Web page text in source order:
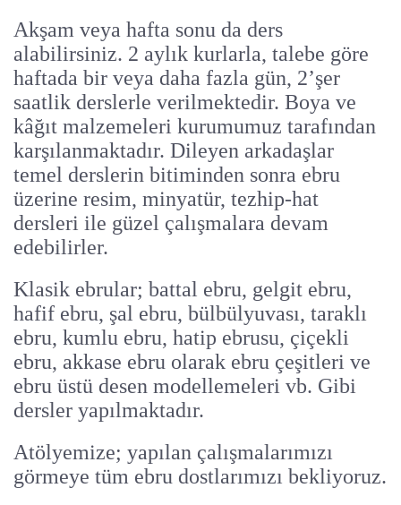
Akşam veya hafta sonu da ders
alabilirsiniz. 2 aylık kurlarla, talebe göre
haftada bir veya daha fazla gün, 2’şer
saatlik derslerle verilmektedir. Boya ve
kâğıt malzemeleri kurumumuz tarafından
karşılanmaktadır. Dileyen arkadaşlar
temel derslerin bitiminden sonra ebru
üzerine resim, minyatür, tezhip-hat
dersleri ile güzel çalışmalara devam
edebilirler.
Klasik ebrular; battal ebru, gelgit ebru,
hafif ebru, şal ebru, bülbülyuvası, taraklı
ebru, kumlu ebru, hatip ebrusu, çiçekli
ebru, akkase ebru olarak ebru çeşitleri ve
ebru üstü desen modellemeleri vb. Gibi
dersler yapılmaktadır.
Atölyemize; yapılan çalışmalarımızı
görmeye tüm ebru dostlarımızı bekliyoruz.